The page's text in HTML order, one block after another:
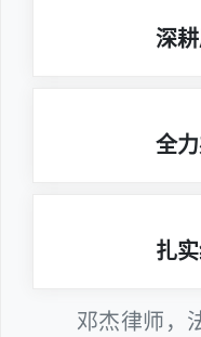
深
全
扎
邓杰律师，